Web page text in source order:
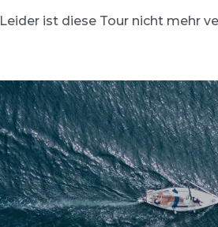
Leider ist diese Tour nicht mehr